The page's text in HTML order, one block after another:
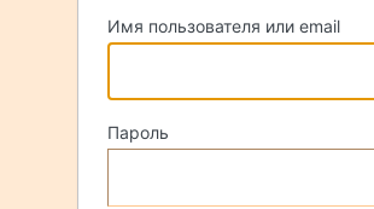
Имя пользователя или email
Пароль